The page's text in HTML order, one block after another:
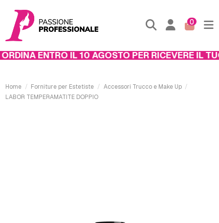
0
ENTRO IL 10 AGOSTO PER RICEVERE IL
Home Forniture per Estetiste
Accessori Trucco e Make Up
LABOR TEMPERAMATITE DOPPIO